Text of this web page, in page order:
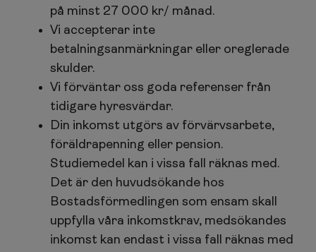
på minst 27 000 kr/ månad.
Vi accepterar inte
betalningsanmärkningar eller oreglerade
skulder.
Vi förväntar oss goda referenser från
tidigare hyresvärdar.
Din inkomst utgörs av förvärvsarbete,
föräldrapenning eller pension.
Studiemedel kan i vissa fall räknas med.
Det är den huvudsökande hos
Bostadsförmedlingen som ensam skall
uppfylla våra inkomstkrav, medsökandes
inkomst kan endast i vissa fall räknas med